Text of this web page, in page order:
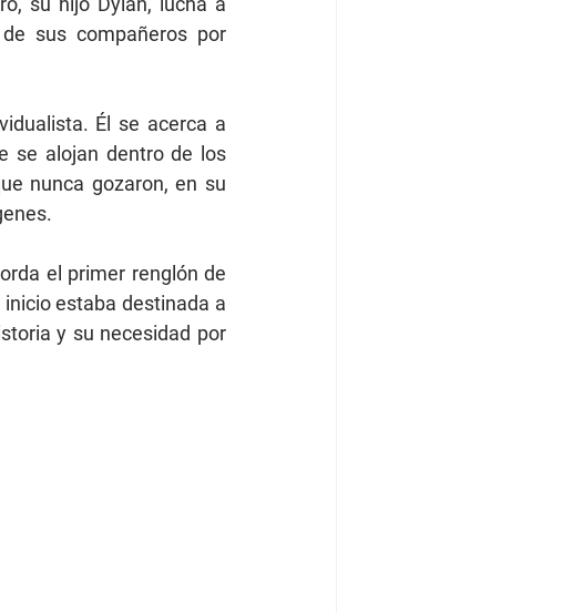
sus compañeros por
Él se acerca a
se alojan dentro de los
nunca gozaron, en su
el primer renglón de
estaba destinada a
y su necesidad por